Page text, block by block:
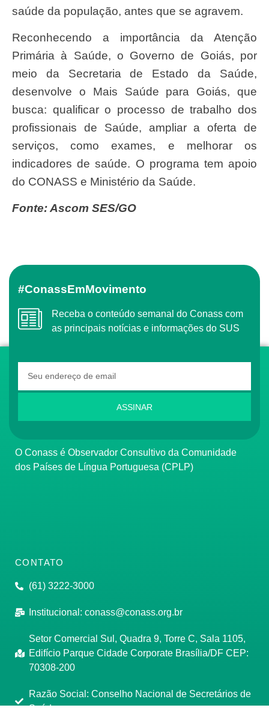
saúde da população, antes que se agravem.
Reconhecendo a importância da Atenção
Primária à Saúde, o Governo de Goiás, por
meio da Secretaria de Estado da Saúde,
desenvolve o Mais Saúde para Goiás, que
busca: qualificar o processo de trabalho dos
profissionais de Saúde, ampliar a oferta de
serviços, como exames, e melhorar os
indicadores de saúde. O programa tem apoio
do CONASS e Ministério da Saúde.
Fonte: Ascom SES/GO
#ConassEmMovimento
Receba o conteúdo semanal do Conass com
as principais notícias e informações do SUS
ASSINAR
O Conass é Observador Consultivo da Comunidade
dos Países de Língua Portuguesa (CPLP)
CONTATO
(61) 3222-3000
Institucional: conass@conass.org.br
Setor Comercial Sul, Quadra 9, Torre C, Sala 1105,
Edifício Parque Cidade Corporate Brasília/DF CEP:
70308-200
Razão Social: Conselho Nacional de Secretários de
Saúde